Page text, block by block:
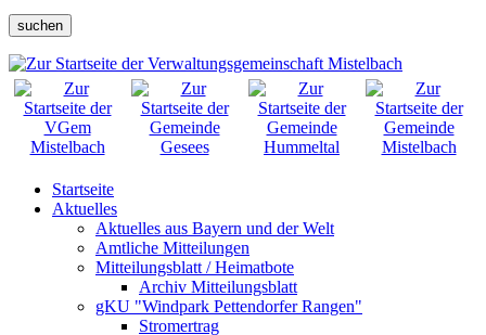
suchen
Startseite
Aktuelles
Aktuelles aus Bayern und der Welt
Amtliche Mitteilungen
Mitteilungsblatt / Heimatbote
Archiv Mitteilungsblatt
gKU "Windpark Pettendorfer Rangen"
Stromertrag